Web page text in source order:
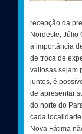
recepção da
Nordeste, Júlio
a importância
de troca de
valiosas sejam
juntos, é
de apresentar
do norte do
cada
Nova Fátima